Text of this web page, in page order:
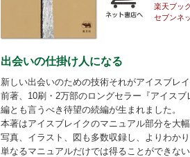
楽天ブッ
セブンネ
出会いの仕掛け人になる
新しい出会いのための技術それがアイスブレ
前著、10刷・2万部のロングセラー『アイス
編とも言うべき待望の続編が生まれました。
本著はアイスブレイクのマニュアル部分を大
写真、イラスト、図も多数収録し、よりわかり
単なるマニュアルだけでは得ることができな